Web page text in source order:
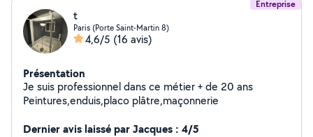
Entreprise
t
Paris (Porte Saint-Martin 8)
4,6/5 (16 avis)
Présentation
Je suis professionnel dans ce métier + de 20 ans
Peintures,enduis,placo plâtre,maçonnerie
Dernier avis laissé par Jacques : 4/5